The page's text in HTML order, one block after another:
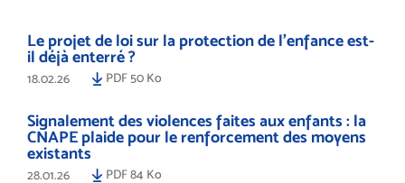
Le projet de loi sur la protection de l’enfance est-
il déjà enterré ?
18.02.26 PDF 50 Ko
Signalement des violences faites aux enfants : la
CNAPE plaide pour le renforcement des moyens
existants
28.01.26 PDF 84 Ko